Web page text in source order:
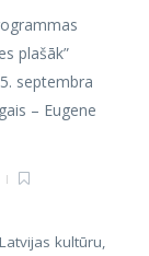
plašāk”
septembra
– Eugene
kultūru,